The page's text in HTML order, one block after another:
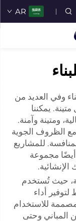
AR
وفي العديد من
يمكننا
ومتينة وآمنة.
مع الظروف الجوية
للمشاريع
أيضًا مجموعة
الإنشائية.
حيث تُستخدم
أداء
للاستخدام
المباني وحتى